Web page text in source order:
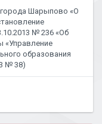
Шарыпово «О
№ 236 «Об
«Управление
образования
№ 38)